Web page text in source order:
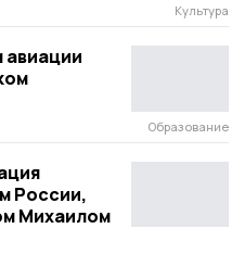
Культура
авиации
Образование
России,
Михаилом